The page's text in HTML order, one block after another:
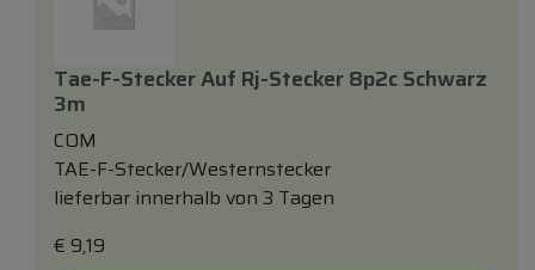
Tae-F-Stecker Auf Rj-Stecker 8p2c Schwarz
3m
COM
TAE-F-Stecker/Westernstecker
lieferbar innerhalb von 3 Tagen
€ 9,19